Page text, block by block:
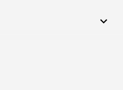
